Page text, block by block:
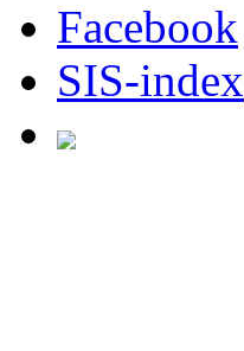
Facebook
SIS-index